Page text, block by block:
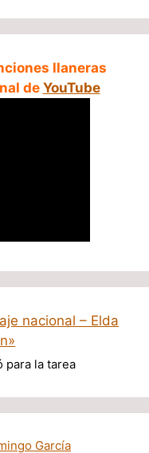
llaneras
de YouTube
nacional – Elda
para la tarea
García